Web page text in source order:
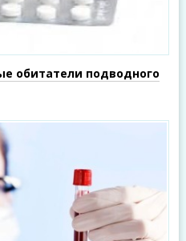
обитатели подводного